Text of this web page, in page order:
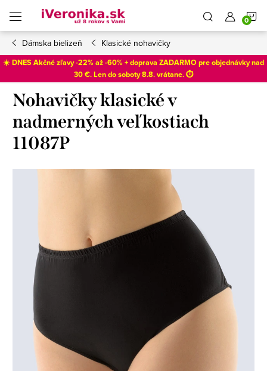
obsah
Dámska bielizeň Klasické nohavičky
☀️ DNES Akčné zľavy -22% až -60% + doprava ZADARMO pre objednávky nad
30 €. Len dosoboty 8.8. vrátane. ⏱️
Nohavičky klasické v
nadmerných veľkostiach
11087P